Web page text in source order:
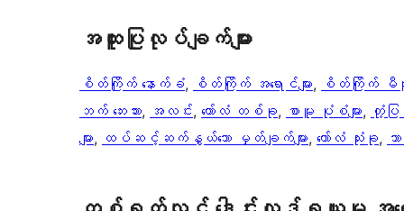
အ​ထူး​ပြု​လုပ်​ချက်​များ
စိတ်ကြိုက် နောက်ခံ, စိတ်ကြိုက် အရောင်များ,
စိတ်ကြိုက် မီ
ဘက် ဘေးဘား, အလင်း, ကော်လံ တစ်ခု, စာမူ ပုံစံများ, တုံ့ပြ
များ, ထပ်ဆင့်ဆက်နွယ်သော မှတ်ချက်များ, ကော်လံ သုံးခု,